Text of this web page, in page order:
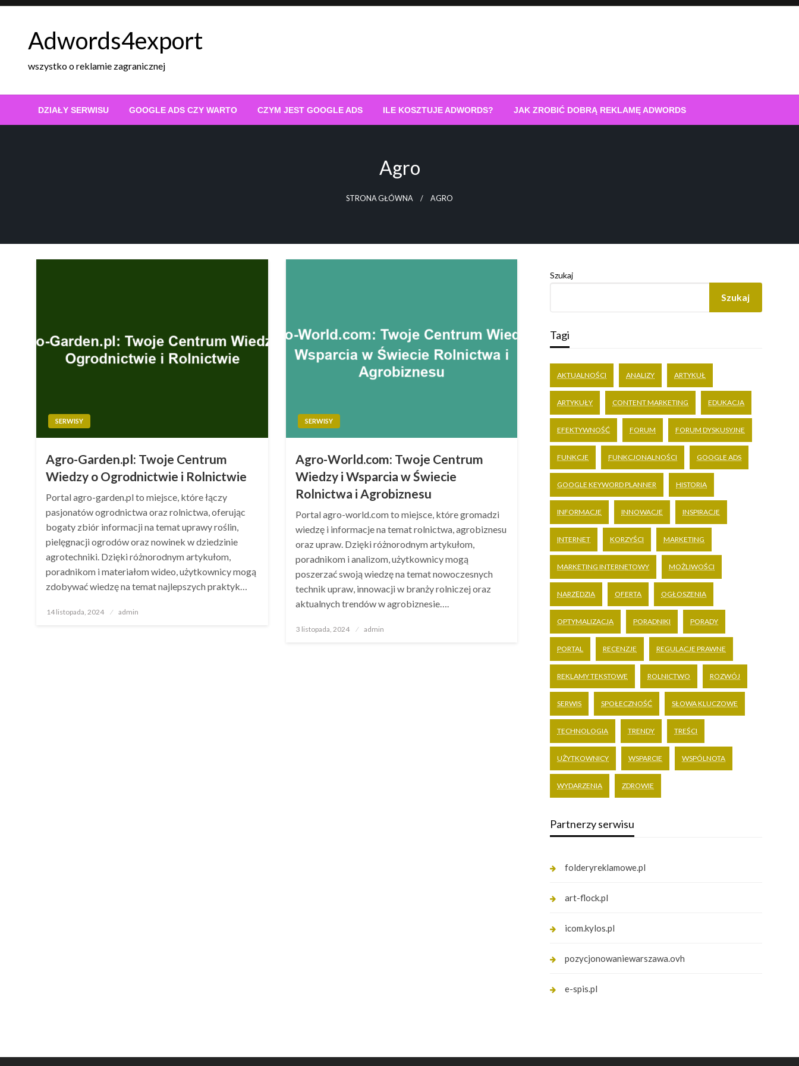
Skip
Adwords4export
wszystko o reklamie zagranicznej
DZIAŁY SERWISU GOOGLE ADS CZY WARTO CZYM JEST GOOGLE ADS ILE KOSZTUJE ADWORDS? JAK ZROBIĆ DOBRĄ REKLAMĘ ADWORDS
Agro
STRONA GŁÓWNA AGRO
SERWISY
Agro-Garden.pl: Twoje Centrum
Wiedzy o Ogrodnictwie i Rolnictwie
Portal agro-garden.pl to miejsce, które łączy
pasjonatów ogrodnictwa oraz rolnictwa, oferując
bogaty zbiór informacji na temat uprawy roślin,
pielęgnacji ogrodów oraz nowinek w dziedzinie
agrotechniki. Dzięki różnorodnym artykułom,
poradnikom i materiałom wideo, użytkownicy mogą
zdobywać wiedzę na temat najlepszych praktyk…
Opublikowane
14 listopada, 2024 admin
SERWISY
Agro-World.com: Twoje Centrum
Wiedzy i Wsparcia w Świecie
Rolnictwa i Agrobiznesu
Portal agro-world.com to miejsce, które gromadzi
wiedzę i informacje na temat rolnictwa, agrobiznesu
oraz upraw. Dzięki różnorodnym artykułom,
poradnikom i analizom, użytkownicy mogą
poszerzać swoją wiedzę na temat nowoczesnych
technik upraw, innowacji w branży rolniczej oraz
aktualnych trendów w agrobiznesie….
Opublikowane
3 listopada, 2024 admin
Szukaj
Szukaj
Tagi
AKTUALNOŚCI ANALIZY ARTYKUŁ
ARTYKUŁY CONTENT MARKETING EDUKACJA
EFEKTYWNOŚĆ FORUM FORUM DYSKUSYJNE
FUNKCJE FUNKCJONALNOŚCI GOOGLE ADS
GOOGLE KEYWORD PLANNER HISTORIA
INFORMACJE INNOWACJE INSPIRACJE
INTERNET KORZYŚCI MARKETING
MARKETING INTERNETOWY MOŻLIWOŚCI
NARZĘDZIA OFERTA OGŁOSZENIA
OPTYMALIZACJA PORADNIKI PORADY
PORTAL RECENZJE REGULACJE PRAWNE
REKLAMY TEKSTOWE ROLNICTWO ROZWÓJ
SERWIS SPOŁECZNOŚĆ SŁOWA KLUCZOWE
TECHNOLOGIA TRENDY TREŚCI
UŻYTKOWNICY WSPARCIE WSPÓLNOTA
WYDARZENIA ZDROWIE
Partnerzy serwisu
folderyreklamowe.pl
art-flock.pl
icom.kylos.pl
pozycjonowaniewarszawa.ovh
e-spis.pl